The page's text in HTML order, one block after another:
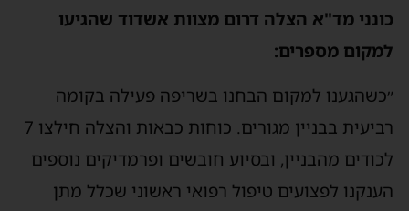
מד"א הצלה דרום מצוות אשדוד שהגיעו
מספרים:
למקום הבחנו בשריפה פעילה בקומה
רביעית בבניין מגורים. כוחות כבאות והצלה חילצו 7
מהבניין, ובסיוע חובשים ופרמדיקים נוספים
לפצועים טיפול רפואי ראשוני שכלל מתן